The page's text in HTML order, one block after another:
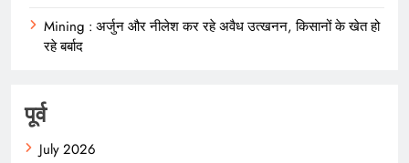
Mining : अर्जुन और नीलेश कर रहे अवैध उत्खनन, किसानों के खेत हो
रहे बर्बाद
पूर्व
July 2026